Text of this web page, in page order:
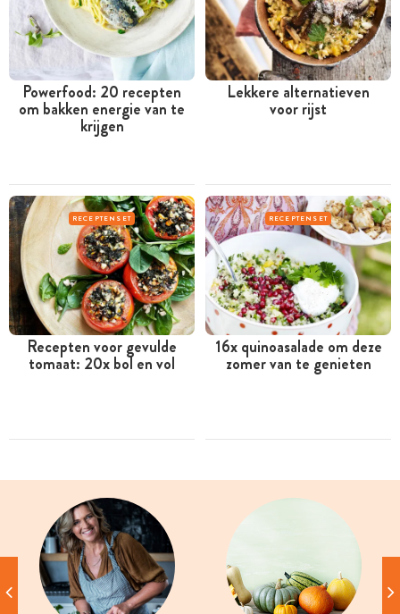
Powerfood: 20 recepten
om bakken energie van te
krijgen
Lekkere alternatieven
voor rijst
RECEPTENSET
Recepten voor gevulde
tomaat: 20x bol en vol
RECEPTENSET
16x quinoasalade om deze
zomer van te genieten